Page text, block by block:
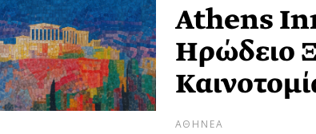
Athens
Ηρώδειο
ΑΘΗΝΕΑ